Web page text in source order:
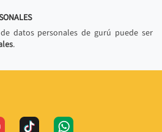
datos personales de gurú puede ser
.